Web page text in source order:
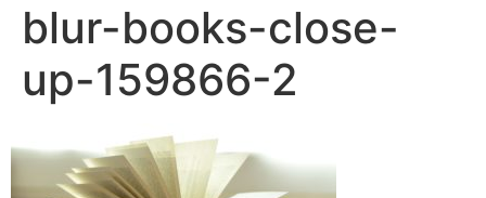
blur-books-close-
up-159866-2